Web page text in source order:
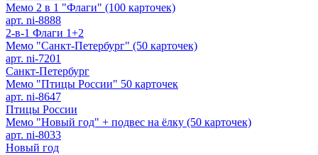
Мемо 2 в 1 "Флаги" (100 карточек)
арт. ni-8888
2-в-1 Флаги 1+2
Мемо "Санкт-Петербург" (50 карточек)
арт. ni-7201
Санкт-Петербург
Мемо "Птицы России" 50 карточек
арт. ni-8647
Птицы России
Мемо "Новый год" + подвес на ёлку (50 карточек)
арт. ni-8033
Новый год